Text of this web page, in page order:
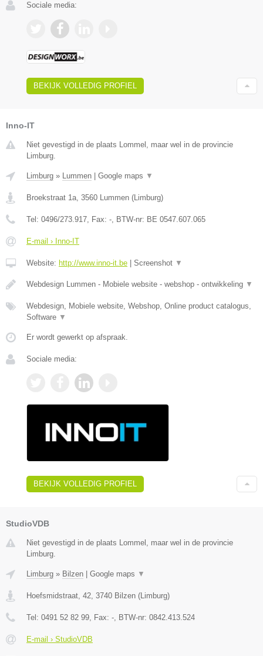
Sociale media:
BEKIJK VOLLEDIG PROFIEL
Inno-IT
Niet gevestigd in de plaats Lommel, maar wel in de provincie
Limburg.
Limburg » Lummen Google maps ▼
Broekstraat 1a, 3560 Lummen (Limburg)
Tel: 0496/273.917, Fax: -, BTW-nr: BE 0547.607.065
E-mail › Inno-IT
Website: http://www.inno-it.be Screenshot ▼
Webdesign Lummen - Mobiele website - webshop - ontwikkeling ▼
Webdesign, Mobiele website, Webshop, Online product catalogus,
Software ▼
Er wordt gewerkt op afspraak.
Sociale media:
BEKIJK VOLLEDIG PROFIEL
StudioVDB
Niet gevestigd in de plaats Lommel, maar wel in de provincie
Limburg.
Limburg » Bilzen Google maps ▼
Hoefsmidstraat, 42, 3740 Bilzen (Limburg)
Tel: 0491 52 82 99, Fax: -, BTW-nr: 0842.413.524
E-mail › StudioVDB